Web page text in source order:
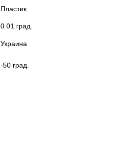
Пластик
0.01 град.
Украина
-50 град.